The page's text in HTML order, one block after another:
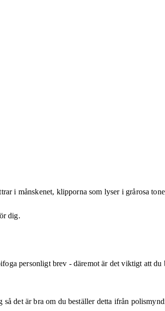
i månskenet, klipporna som lyser i grårosa
dig.
personligt brev - däremot är det viktigt att
det är bra om du beställer detta ifrån